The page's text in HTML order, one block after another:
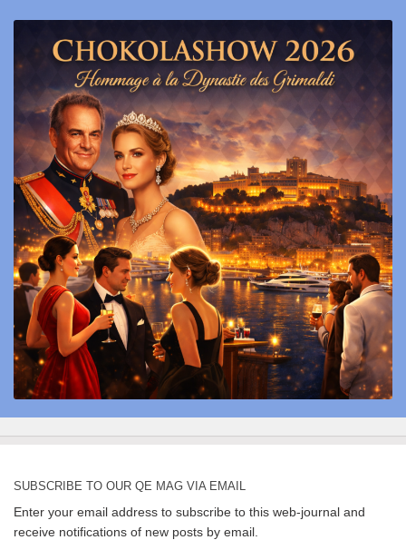
SUBSCRIBE TO OUR QE MAG VIA EMAIL
Enter your email address to subscribe to this web-journal and
receive notifications of new posts by email.